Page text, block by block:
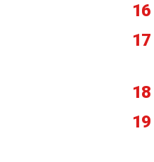
16
17
18
19